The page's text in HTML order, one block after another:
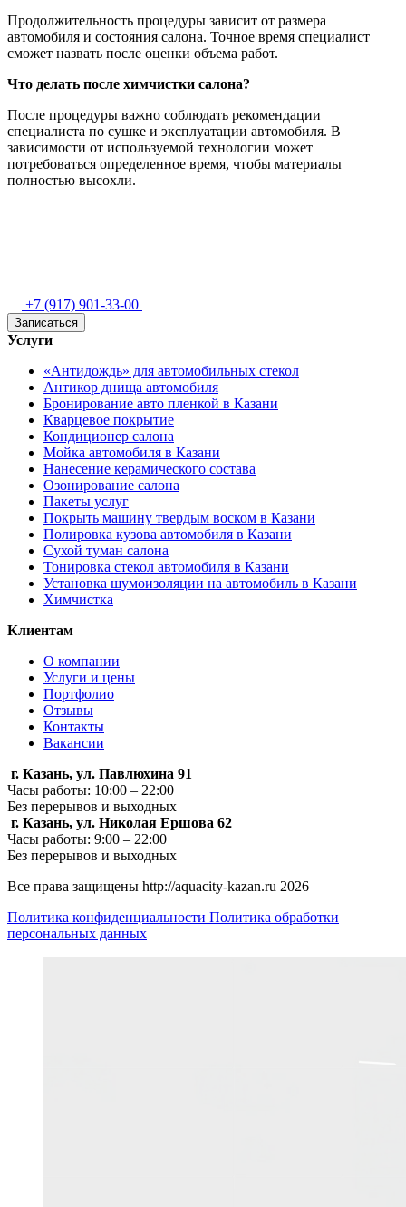
Продолжительность процедуры зависит от размера
автомобиля и состояния салона. Точное время специалист
сможет назвать после оценки объема работ.
Что делать после химчистки салона?
После процедуры важно соблюдать рекомендации
специалиста по сушке и эксплуатации автомобиля. В
зависимости от используемой технологии может
потребоваться определенное время, чтобы материалы
полностью высохли.
+7 (917) 901-33-00
Записаться
Услуги
«Антидождь» для автомобильных стекол
Антикор днища автомобиля
Бронирование авто пленкой в Казани
Кварцевое покрытие
Кондиционер салона
Мойка автомобиля в Казани
Нанесение керамического состава
Озонирование салона
Пакеты услуг
Покрыть машину твердым воском в Казани
Полировка кузова автомобиля в Казани
Сухой туман салона
Тонировка стекол автомобиля в Казани
Установка шумоизоляции на автомобиль в Казани
Химчистка
Клиентам
О компании
Услуги и цены
Портфолио
Отзывы
Контакты
Вакансии
г. Казань, ул. Павлюхина 91
Часы работы: 10:00 – 22:00
Без перерывов и выходных
г. Казань, ул. Николая Ершова 62
Часы работы: 9:00 – 22:00
Без перерывов и выходных
Все права защищены http://aquacity-kazan.ru 2026
Политика конфиденциальности Политика обработки
персональных данных